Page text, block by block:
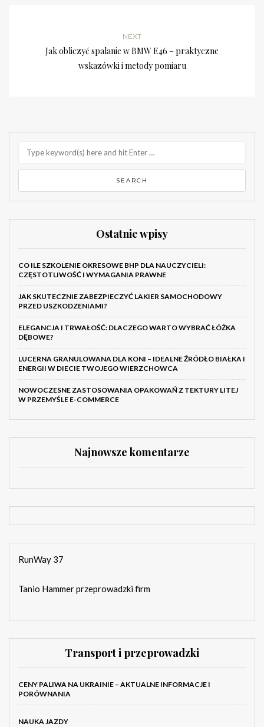
NEXT
Jak obliczyć spalanie w BMW E46 – praktyczne
wskazówki i metody pomiaru
Ostatnie wpisy
CO ILE SZKOLENIE OKRESOWE BHP DLA NAUCZYCIELI:
CZĘSTOTLIWOŚĆ I WYMAGANIA PRAWNE
JAK SKUTECZNIE ZABEZPIECZYĆ LAKIER SAMOCHODOWY
PRZED USZKODZENIAMI?
ELEGANCJA I TRWAŁOŚĆ: DLACZEGO WARTO WYBRAĆ ŁÓŻKA
DĘBOWE?
LUCERNA GRANULOWANA DLA KONI – IDEALNE ŹRÓDŁO BIAŁKA I
ENERGII W DIECIE TWOJEGO WIERZCHOWCA
NOWOCZESNE ZASTOSOWANIA OPAKOWAŃ Z TEKTURY LITEJ
W PRZEMYŚLE E-COMMERCE
Najnowsze komentarze
RunWay 37
Tanio Hammer przeprowadzki firm
Transport i przeprowadzki
CENY PALIWA NA UKRAINIE – AKTUALNE INFORMACJE I
PORÓWNANIA
NAUKA JAZDY